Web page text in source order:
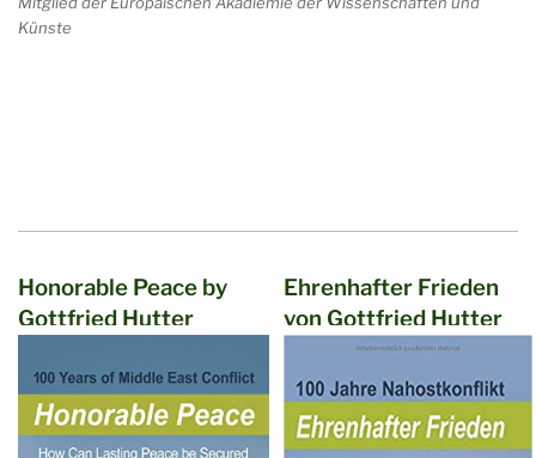
Künste
Honorable Peace by
Gottfried Hutter
Ehrenhafter Frieden
von Gottfried Hutter